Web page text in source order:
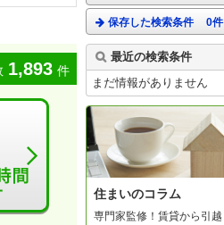
1,893 件
保存した検索条件 0件
最近の検索条件
まだ情報がありません
住まいのコラム
専門家監修！賃貸から引越